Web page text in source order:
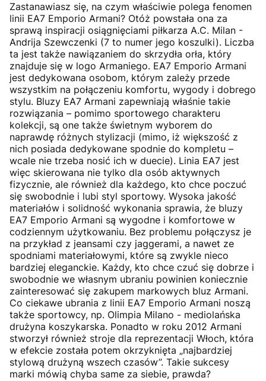
Zastanawiasz się, na czym właściwie polega fenomen
linii EA7 Emporio Armani? Otóż powstała ona za
sprawą inspiracji osiągnięciami piłkarza A.C. Milan -
Andrija Szewczenki (7 to numer jego koszulki). Liczba
ta jest także nawiązaniem do skrzydła orła, który
znajduje się w logo Armaniego. EA7 Emporio Armani
jest dedykowana osobom, którym zależy przede
wszystkim na połączeniu komfortu, wygody i dobrego
stylu. Bluzy EA7 Armani zapewniają właśnie takie
rozwiązania – pomimo sportowego charakteru
kolekcji, są one także świetnym wyborem do
naprawdę różnych stylizacji (mimo, iż większość z
nich posiada dedykowane spodnie do kompletu –
wcale nie trzeba nosić ich w duecie). Linia EA7 jest
więc skierowana nie tylko dla osób aktywnych
fizycznie, ale również dla każdego, kto chce poczuć
się swobodnie i lubi styl sportowy. Wysoka jakość
materiałów i solidność wykonania sprawia, że bluzy
EA7 Emporio Armani są wygodne i komfortowe w
codziennym użytkowaniu. Bez problemu połączysz je
na przykład z jeansami czy jaggerami, a nawet ze
spodniami materiałowymi, które są zwykle nieco
bardziej eleganckie. Każdy, kto chce czuć się dobrze i
swobodnie we własnym ubraniu powinien koniecznie
zainteresować się zakupem markowych bluz Armani.
Co ciekawe ubrania z linii EA7 Emporio Armani noszą
także sportowcy, np. Olimpia Milano - mediolańska
drużyna koszykarska. Ponadto w roku 2012 Armani
stworzył również stroje dla reprezentacji Włoch, która
w efekcie została potem okrzyknięta „najbardziej
stylową drużyną wszech czasów”. Takie sukcesy
marki mówią chyba same za siebie, prawda?